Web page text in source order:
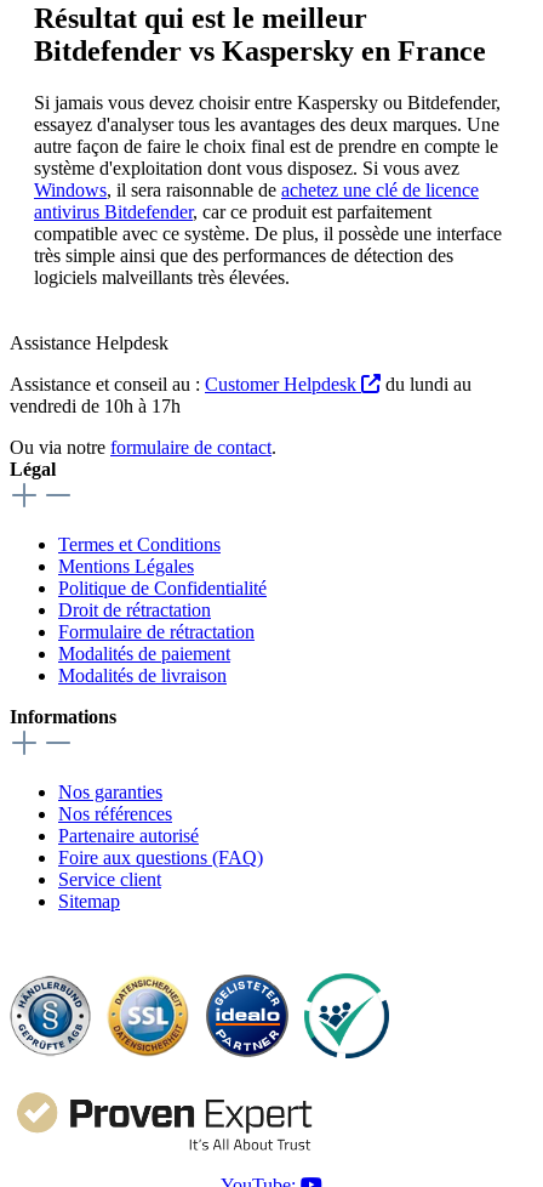
Résultat qui est le meilleur
Bitdefender vs Kaspersky en France
Si jamais vous devez choisir entre Kaspersky ou Bitdefender,
essayez d'analyser tous les avantages des deux marques. Une
autre façon de faire le choix final est de prendre en compte le
système d'exploitation dont vous disposez. Si vous avez
Windows, il sera raisonnable de achetez une clé de licence
antivirus Bitdefender, car ce produit est parfaitement
compatible avec ce système. De plus, il possède une interface
très simple ainsi que des performances de détection des
logiciels malveillants très élevées.
Assistance Helpdesk
Assistance et conseil au : Customer Helpdesk
du lundi au
vendredi de 10h à 17h
Ou via notre formulaire de contact.
Légal
Termes et Conditions
Mentions Légales
Politique de Confidentialité
Droit de rétractation
Formulaire de rétractation
Modalités de paiement
Modalités de livraison
Informations
Nos garanties
Nos références
Partenaire autorisé
Foire aux questions (FAQ)
Service client
Sitemap